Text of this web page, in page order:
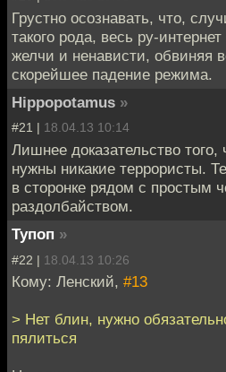
Грустно осознавать, что,
такого рода, весь ру-
желчи и ненависти, обвиняя
скорейшее падение режима.
Hippopotamus »
#21 | 18.04.13 10:14
Лишнее доказательство
нужны никакие террористы.
в сторонке рядом с простым
раздолбайством.
Тупоп »
#22 | 18.04.13 10:26
Кому: Ленский, #13
> Нет блин, нужно
пялиться